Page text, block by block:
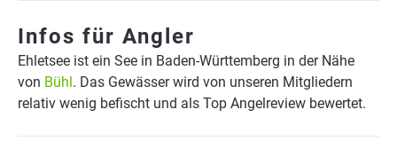
Infos für Angler
Ehletsee ist ein See in Baden-Württemberg in der Nähe
von Bühl. Das Gewässer wird von unseren Mitgliedern
relativ wenig befischt und als Top Angelreview bewertet.